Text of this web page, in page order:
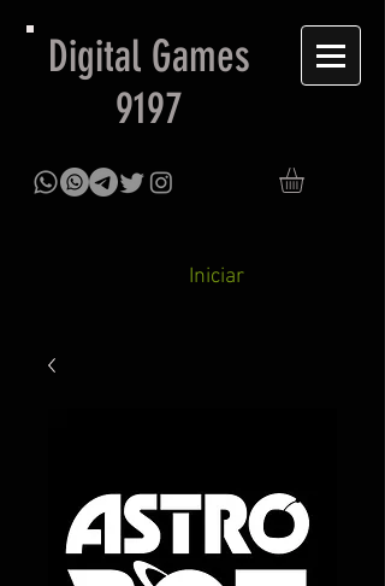
Digital Games
9197
Iniciar